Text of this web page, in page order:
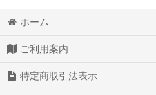
ホーム
ご利用案内
特定商取引法表示